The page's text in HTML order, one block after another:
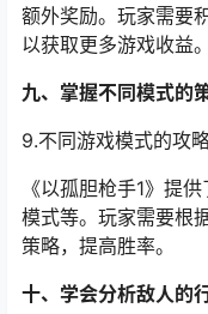
额外奖励。玩家需要
以获取更多游戏收益。
九、掌握不同模式的
9.不同游戏模式的攻
《以孤胆枪手1》提
模式等。玩家需要根
策略，提高胜率。
十、学会分析敌人的